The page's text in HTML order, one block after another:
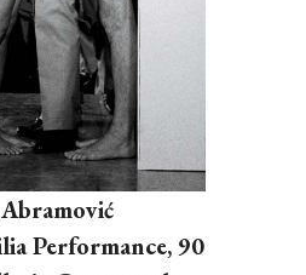
Performance, 90